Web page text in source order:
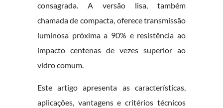
consagrada. A versão lisa, também
chamada de compacta, oferece transmissão
luminosa próxima a 90% e resistência ao
impacto centenas de vezes superior ao
vidro comum.
Este artigo apresenta as características,
aplicações, vantagens e critérios técnicos